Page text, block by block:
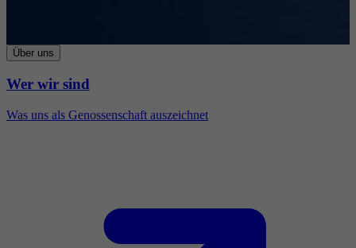
Über uns
Wer wir sind
Was uns als Genossenschaft auszeichnet